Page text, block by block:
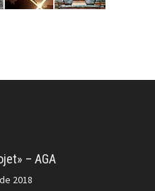
– AGA
2018